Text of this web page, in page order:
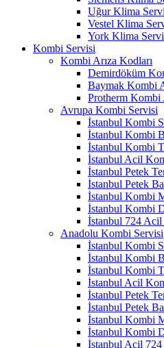
Uğur Klima
Vestel Klima
York Klima
Kombi Servisi
Kombi Arıza Kodları
Demirdöküm
Baymak Kombi
Protherm Kombi
Avrupa Kombi Servisi
İstanbul Kombi
İstanbul Kombi
İstanbul Kombi
İstanbul Acil
İstanbul Petek
İstanbul Petek
İstanbul Kombi
İstanbul Kombi
İstanbul 724
Anadolu Kombi Servisi
İstanbul Kombi
İstanbul Kombi
İstanbul Kombi
İstanbul Acil
İstanbul Petek
İstanbul Petek
İstanbul Kombi
İstanbul Kombi
İstanbul Acil